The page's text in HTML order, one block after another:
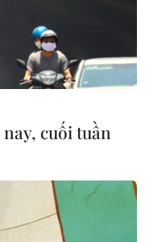
cuối tuần